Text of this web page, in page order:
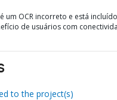
um OCR incorreto e está incluído
de usuários com
to the project(s)